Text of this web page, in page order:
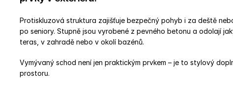
Protiskluzová struktura zajišťuje bezpečný pohyb i za deště
po seniory. Stupně jsou vyrobené z pevného betonu a odolají
teras, v zahradě nebo v okolí bazénů.
Vymývaný schod není jen praktickým prvkem – je to stylový
prostoru.